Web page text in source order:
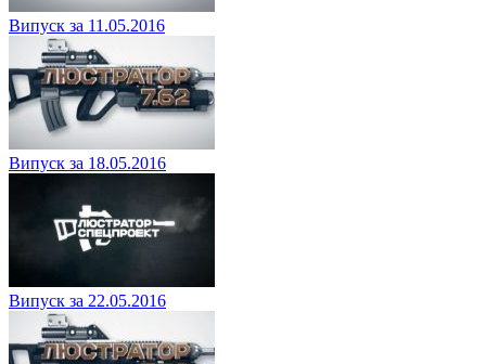
Випуск за 11.05.2016
Випуск за 18.05.2016
Випуск за 22.05.2016